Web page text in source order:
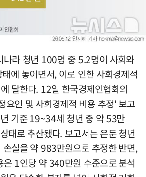
나라 청년 100명 중 5.2명이 사회와
태에 놓이면서, 이로 인한 사회경제적
달한다. 12일 한국경제인협회의
요인 및 사회경제적 비용 추정' 보고
기준 19~34세 청년 중 약 53만
태로 추산됐다. 보고서는 은둔 청년
실을 약 983만원으로 추정한 반면,
은 1인당 약 340만원 수준으로 분석